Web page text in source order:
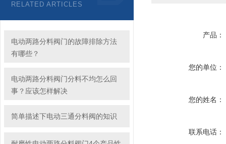
RELATED ARTICLES
电动两路分料阀门的故障排除方法
有哪些？
电动两路分料阀门分料不均怎么回
事？应该怎样解决
简单描述下电动三通分料阀的知识
产品：
您的单位：
您的姓名：
联系电话：